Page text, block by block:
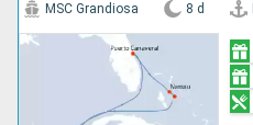
MSC Grandiosa 8 d